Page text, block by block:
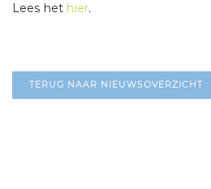
Lees het hier.
TERUG NAAR NIEUWSOVERZICHT